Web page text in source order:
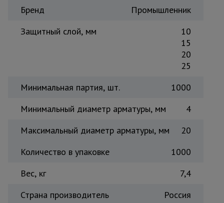
Тепловые
Бренд
Промышленник
Защитный слой, мм
10
15
20
25
Минимальная партия, шт.
1000
Минимальный диаметр арматуры, мм
4
Максимальный диаметр арматуры, мм
20
Количество в упаковке
1000
Вес, кг
7,4
Страна производитель
Россия